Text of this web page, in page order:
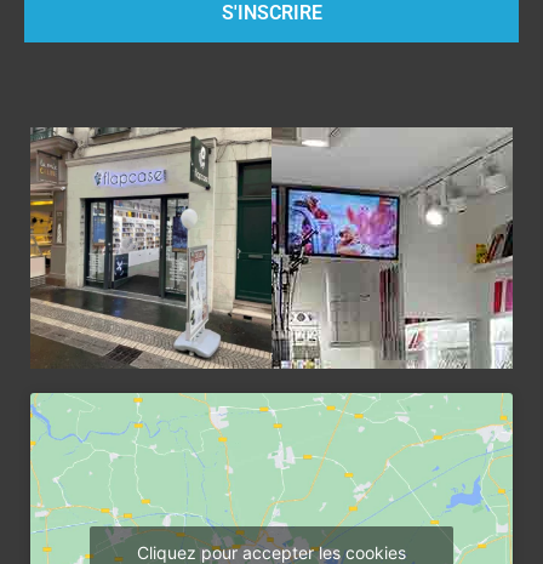
S'INSCRIRE
Cliquez pour accepter les cookies